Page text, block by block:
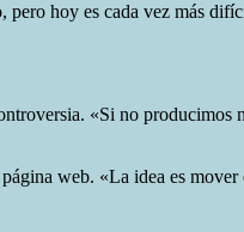
hoy es cada vez más
«Si no producimos
web. «La idea es